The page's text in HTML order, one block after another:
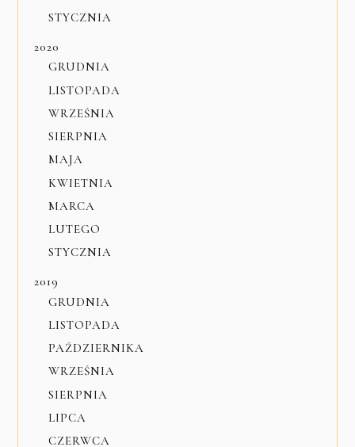
STYCZNIA
2020
GRUDNIA
LISTOPADA
WRZEŚNIA
SIERPNIA
MAJA
KWIETNIA
MARCA
LUTEGO
STYCZNIA
2019
GRUDNIA
LISTOPADA
PAŹDZIERNIKA
WRZEŚNIA
SIERPNIA
LIPCA
CZERWCA